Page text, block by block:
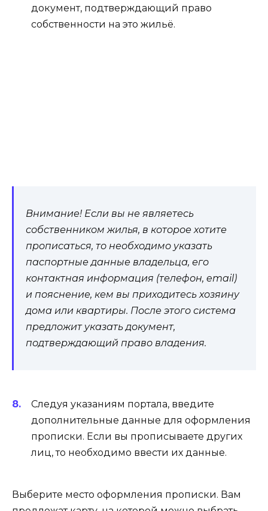
документ, подтверждающий право
собственности на это жильё.
Внимание! Если вы не являетесь
собственником жилья, в которое хотите
прописаться, то необходимо указать
паспортные данные владельца, его
контактная информация (телефон, email)
и пояснение, кем вы приходитесь хозяину
дома или квартиры. После этого система
предложит указать документ,
подтверждающий право владения.
Следуя указаниям портала, введите
дополнительные данные для оформления
прописки. Если вы прописываете других
лиц, то необходимо ввести их данные.
Выберите место оформления прописки. Вам